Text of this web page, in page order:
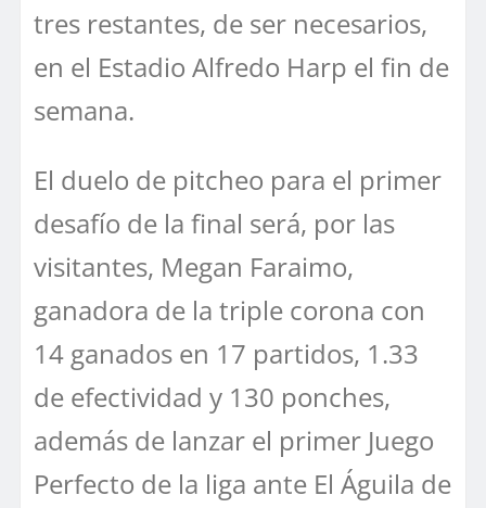
tres restantes, de ser necesarios,
en el Estadio Alfredo Harp el fin de
semana.
El duelo de pitcheo para el primer
desafío de la final será, por las
visitantes, Megan Faraimo,
ganadora de la triple corona con
14 ganados en 17 partidos, 1.33
de efectividad y 130 ponches,
además de lanzar el primer Juego
Perfecto de la liga ante El Águila de